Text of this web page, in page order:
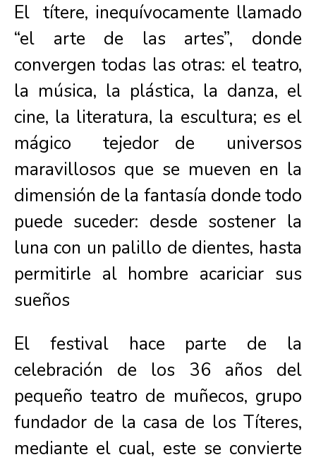
El títere, inequívocamente llamado
“el arte de las artes”, donde
convergen todas las otras: el teatro,
la música, la plástica, la danza, el
cine, la literatura, la escultura; es el
mágico tejedor de universos
maravillosos que se mueven en la
dimensión de la fantasía donde todo
puede suceder: desde sostener la
luna con un palillo de dientes, hasta
permitirle al hombre acariciar sus
sueños
El festival hace parte de la
celebración de los 36 años del
pequeño teatro de muñecos, grupo
fundador de la casa de los Títeres,
mediante el cual, este se convierte